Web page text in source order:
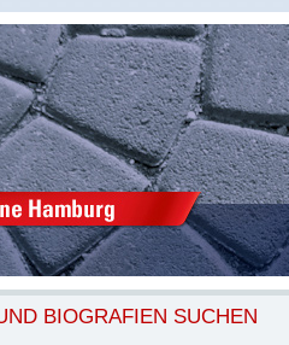
BIOGRAFIEN SUCHEN